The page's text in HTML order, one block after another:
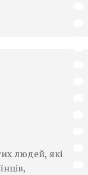
людей, які